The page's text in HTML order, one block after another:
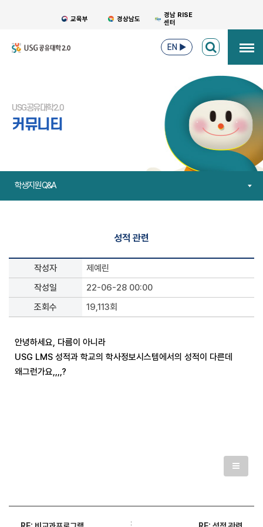
교육부 경상남도
경남 RISE
센터
EN ▶
USG공유대학2.0
커뮤니티
학생지원 Q&A
성적 관련
작성자
제예린
작성일
22-06-28 00:00
조회수
19,113회
안녕하세요, 다름이 아니라
USG LMS 성적과 학교의 학사정보시스템에서의 성적이 다른데
왜그런가요,,,,?